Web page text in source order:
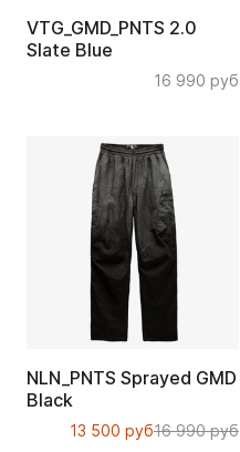
VTG_GMD_PNTS 2.0
Slate Blue
16 990 руб
NLN_PNTS Sprayed GMD
Black
16 990 руб
13 500 руб